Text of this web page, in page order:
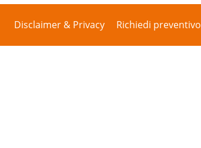
Disclaimer & Privacy Richiedi preventivo